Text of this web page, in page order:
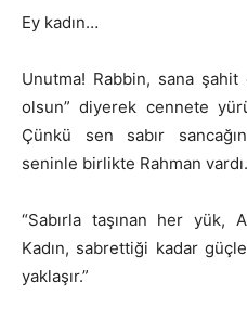
Ey kadın…
Unutma! Rabbin, sana şahit
olsun” diyerek cennete
Çünkü sen sabır
seninle birlikte Rahman vardı.
“Sabırla taşınan her yük,
Kadın, sabrettiği kadar
yaklaşır.”